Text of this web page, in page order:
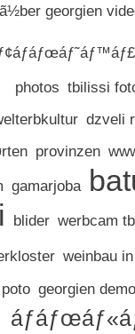
ã½ber georgien
photos tbilissi
dzveli
provinzen
gamarjoba
blider werbcam
weinbau
georgien demo